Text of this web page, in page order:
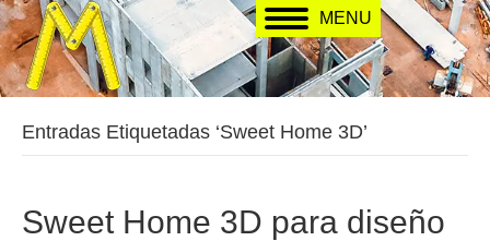
MENU
Entradas Etiquetadas ‘Sweet Home 3D’
Sweet Home 3D para diseño